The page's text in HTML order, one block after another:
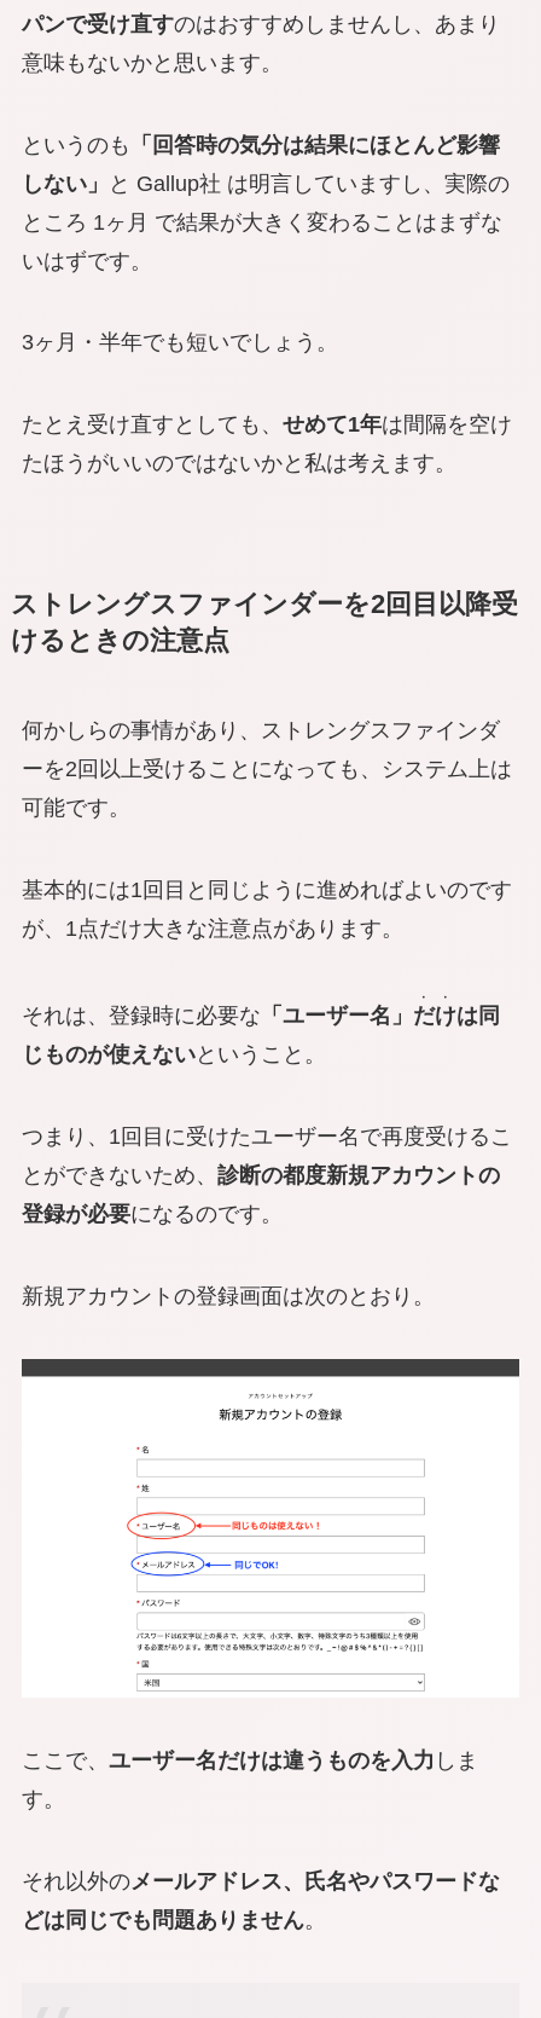
パンで受け直すのはおすすめしませんし、あまり
意味もないかと思います。
というのも
「回答時の気分は結果にほとんど影響
しない」
と Gallup社 は明言していますし、実際の
ところ 1ヶ月 で結果が大きく変わることはまずな
いはずです。
3ヶ月・半年でも短いでしょう。
たとえ受け直すとしても、 せめて1年は間隔を空け
たほうがいいのではないかと私は考えます。
ストレングスファインダーを2回目以降受
けるときの注意点
何かしらの事情があり、ストレングスファインダ
ーを2回以上受けることになっても、システム上は
可能です。
基本的には1回目と同じように進めればよいのです
が、1点だけ大きな注意点があります。
それは、登録時に必要な 「ユーザー名」 だけ
・・
は同
じものが使えないということ。
つまり、1回目に受けたユーザー名で再度受けるこ
とができないため、 診断の都度新規アカウントの
登録が必要になるのです。
新規アカウントの登録画面は次のとおり。
ここで、 ユーザー名だけは違うものを入力 しま
す。
それ以外のメールアドレス、氏名やパスワードな
どは同じでも問題ありません。